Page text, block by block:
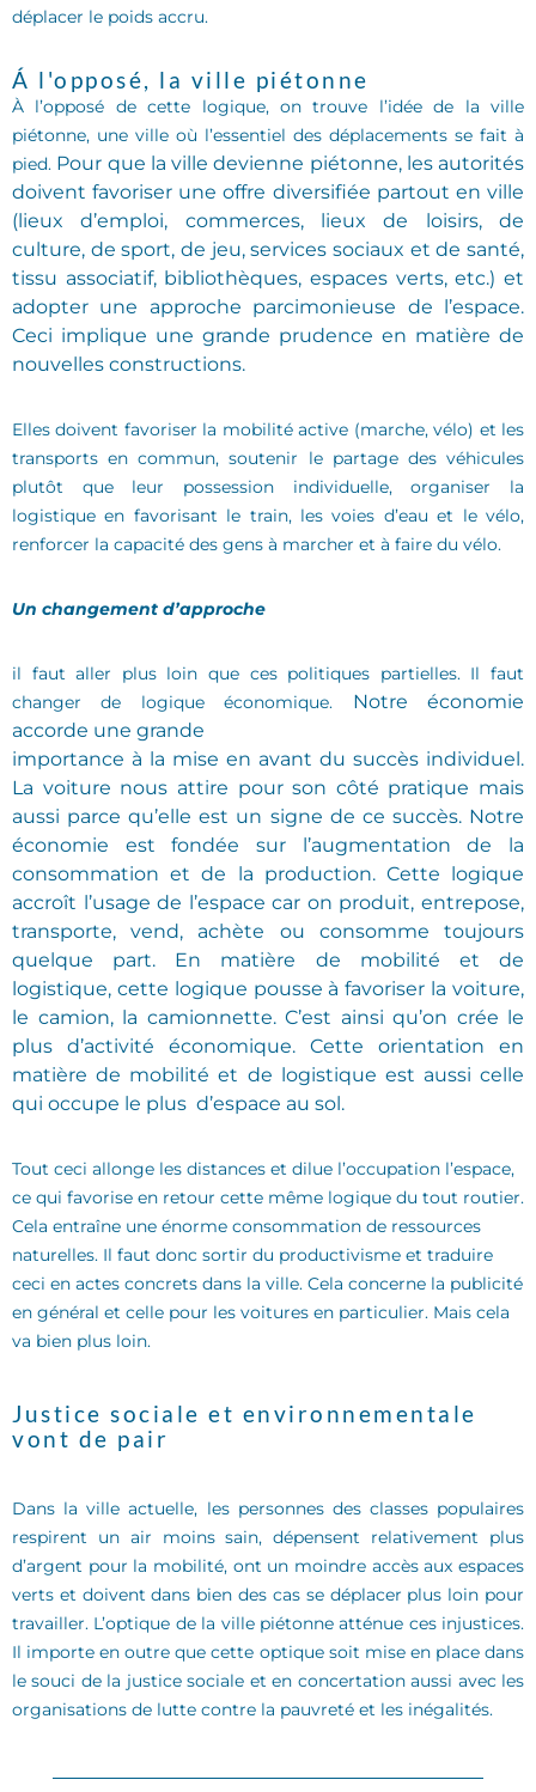
déplacer le poids accru.
Á l'opposé, la ville piétonne
À l’opposé de cette logique, on trouve l’idée de la ville
piétonne, une ville où l’essentiel des déplacements se fait à
pied. Pour que la ville devienne piétonne, les autorités
doivent favoriser une offre diversifiée partout en ville
(lieux d’emploi, commerces, lieux de loisirs, de
culture, de sport, de jeu, services sociaux et de santé,
tissu associatif, bibliothèques, espaces verts, etc.) et
adopter une approche parcimonieuse de l’espace.
Ceci implique une grande prudence en matière de
nouvelles constructions.
Elles doivent favoriser la mobilité active (marche, vélo) et les
transports en commun, soutenir le partage des véhicules
plutôt que leur possession individuelle, organiser la
logistique en favorisant le train, les voies d’eau et le vélo,
renforcer la capacité des gens à marcher et à faire du vélo.
Un changement d’approche
il faut aller plus loin que ces politiques partielles. Il faut
changer de logique économique. Notre économie
accorde une grande
importance à la mise en avant du succès individuel.
La voiture nous attire pour son côté pratique mais
aussi parce qu’elle est un signe de ce succès. Notre
économie est fondée sur l’augmentation de la
consommation et de la production. Cette logique
accroît l’usage de l’espace car on produit, entrepose,
transporte, vend, achète ou consomme toujours
quelque part. En matière de mobilité et de
logistique, cette logique pousse à favoriser la voiture,
le camion, la camionnette. C’est ainsi qu’on crée le
plus d’activité économique. Cette orientation en
matière de mobilité et de logistique est aussi celle
qui occupe le plus d’espace au sol.
Tout ceci allonge les distances et dilue l’occupation l’espace,
ce qui favorise en retour cette même logique du tout routier.
Cela entraîne une énorme consommation de ressources
naturelles. Il faut donc sortir du productivisme et traduire
ceci en actes concrets dans la ville. Cela concerne la publicité
en général et celle pour les voitures en particulier. Mais cela
va bien plus loin.
Justice sociale et environnementale
vont de pair
Dans la ville actuelle, les personnes des classes populaires
respirent un air moins sain, dépensent relativement plus
d’argent pour la mobilité, ont un moindre accès aux espaces
verts et doivent dans bien des cas se déplacer plus loin pour
travailler. L’optique de la ville piétonne atténue ces injustices.
Il importe en outre que cette optique soit mise en place dans
le souci de la justice sociale et en concertation aussi avec les
organisations de lutte contre la pauvreté et les inégalités.